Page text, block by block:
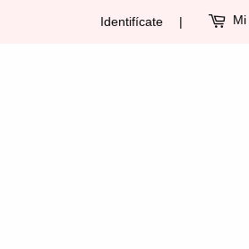
Identifícate |